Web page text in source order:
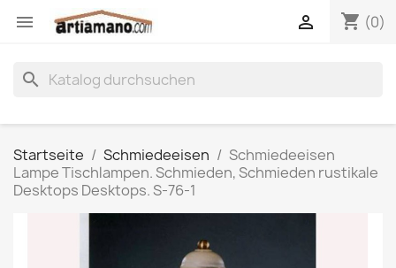
 shopping_cart (0)

search
Startseite Schmiedeeisen
Schmiedeeisen
Lampe Tischlampen. Schmieden, Schmieden rustikale
Desktops Desktops. S-76-1